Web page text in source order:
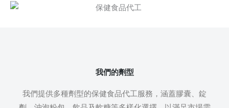
我們的劑型
我們提供多種劑型的保健食品代工服務，涵蓋膠囊、錠